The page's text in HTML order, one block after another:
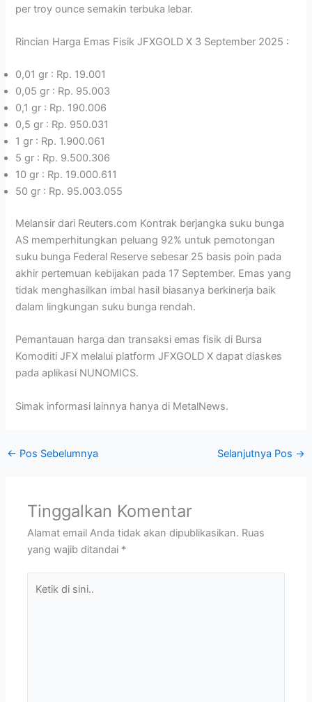
per troy ounce semakin terbuka lebar.
Rincian Harga Emas Fisik JFXGOLD X 3 September 2025 :
0,01 gr : Rp. 19.001
0,05 gr : Rp. 95.003
0,1 gr : Rp. 190.006
0,5 gr : Rp. 950.031
1 gr : Rp. 1.900.061
5 gr : Rp. 9.500.306
10 gr : Rp. 19.000.611
50 gr : Rp. 95.003.055
Melansir dari Reuters.com Kontrak berjangka suku bunga
AS memperhitungkan peluang 92% untuk pemotongan
suku bunga Federal Reserve sebesar 25 basis poin pada
akhir pertemuan kebijakan pada 17 September. Emas yang
tidak menghasilkan imbal hasil biasanya berkinerja baik
dalam lingkungan suku bunga rendah.
Pemantauan harga dan transaksi emas fisik di Bursa
Komoditi JFX melalui platform JFXGOLD X dapat diaskes
pada aplikasi NUNOMICS.
Simak informasi lainnya hanya di MetalNews.
← Pos Sebelumnya Selanjutnya Pos →
Tinggalkan Komentar
Alamat email Anda tidak akan dipublikasikan. Ruas
yang wajib ditandai *